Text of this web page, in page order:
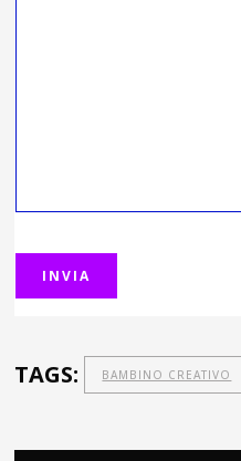
TAGS: BAMBINO CREATIVO